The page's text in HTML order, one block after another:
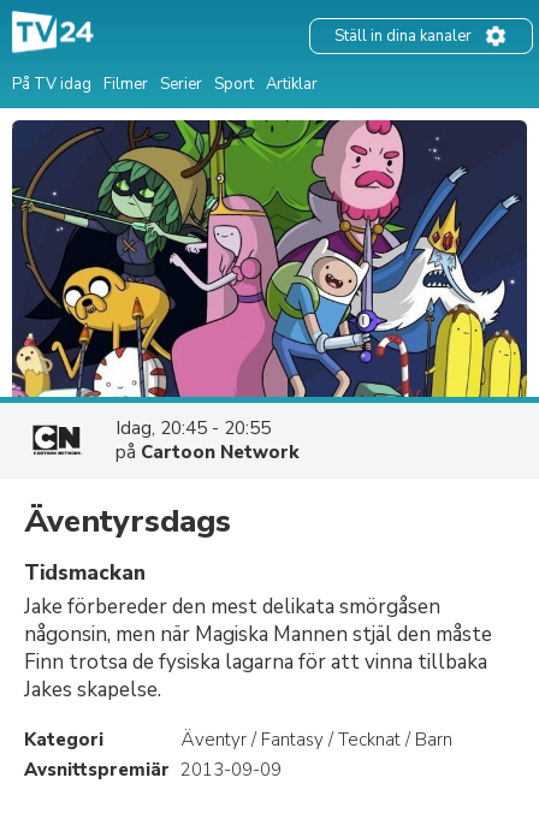
På TV idag Filmer Serier Sport Artiklar
Ställ in dina kanaler
Idag, 20:45 - 20:55
på Cartoon Network
Äventyrsdags
Tidsmackan
Jake förbereder den mest delikata smörgåsen
någonsin, men när Magiska Mannen stjäl den måste
Finn trotsa de fysiska lagarna för att vinna tillbaka
Jakes skapelse.
Kategori
Äventyr / Fantasy / Tecknat / Barn
Avsnittspremiär 2013-09-09